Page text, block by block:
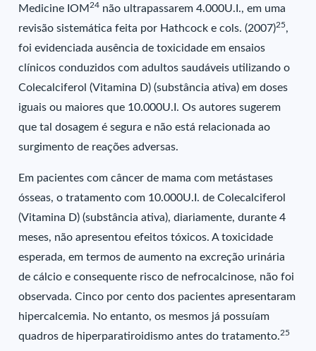
Medicine IOM24 não ultrapassarem 4.000U.I., em uma
revisão sistemática feita por Hathcock e cols. (2007)25,
foi evidenciada ausência de toxicidade em ensaios
clínicos conduzidos com adultos saudáveis utilizando o
Colecalciferol (Vitamina D) (substância ativa) em doses
iguais ou maiores que 10.000U.I. Os autores sugerem
que tal dosagem é segura e não está relacionada ao
surgimento de reações adversas.
Em pacientes com câncer de mama com metástases
ósseas, o tratamento com 10.000U.I. de Colecalciferol
(Vitamina D) (substância ativa), diariamente, durante 4
meses, não apresentou efeitos tóxicos. A toxicidade
esperada, em termos de aumento na excreção urinária
de cálcio e consequente risco de nefrocalcinose, não foi
observada. Cinco por cento dos pacientes apresentaram
hipercalcemia. No entanto, os mesmos já possuíam
quadros de hiperparatiroidismo antes do tratamento.25